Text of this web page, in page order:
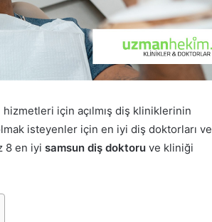
hizmetleri için açılmış diş kliniklerinin
isteyenler için en iyi diş doktorları ve
8 en iyi samsun diş doktoru ve kliniği